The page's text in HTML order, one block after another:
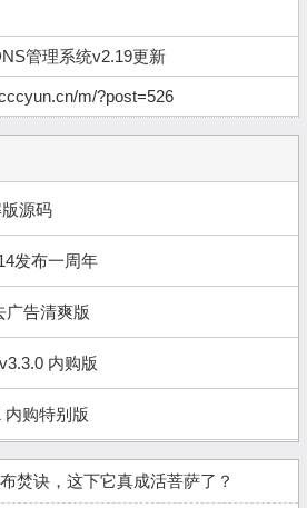
管理系统v2.19更新
m/?post=526
源码
发布一周年
广告清爽版
内购版
内购特别版
焚诀，这下它真成活菩萨了？